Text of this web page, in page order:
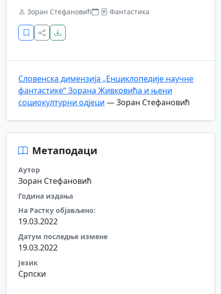
Зоран Стефановић Фантастика
Словенска димензија „Енциклопедије научне
фантастике“ Зорана Живковића и њени
социокултурни одјеци — Зоран Стефановић
Метаподаци
Аутор
Зоран Стефановић
Година издања
На Растку објављено:
19.03.2022
Датум последње измене
19.03.2022
Језик
Српски